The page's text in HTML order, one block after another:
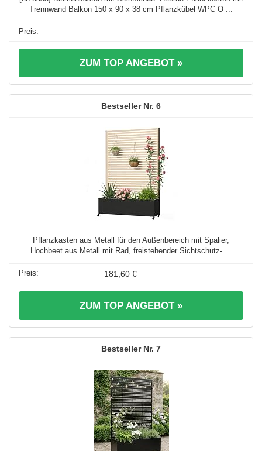
Trennwand Balkon 150 x 90 x 38 cm Pflanzkübel WPC O ...
ZUM TOP ANGEBOT »
6
Pflanzkasten aus Metall für den Außenbereich mit Spalier,
Hochbeet aus Metall mit Rad, freistehender Sichtschutz- ...
181,60 €
ZUM TOP ANGEBOT »
7